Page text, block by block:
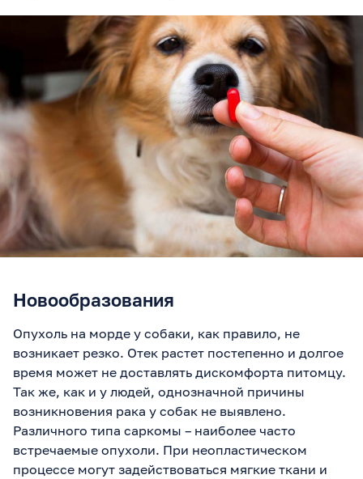
Новообразования
Опухоль на морде у собаки, как правило, не
возникает резко. Отек растет постепенно и долгое
время может не доставлять дискомфорта питомцу.
Так же, как и у людей, однозначной причины
возникновения рака у собак не выявлено.
Различного типа саркомы – наиболее часто
встречаемые опухоли. При неопластическом
процессе могут задействоваться мягкие ткани и